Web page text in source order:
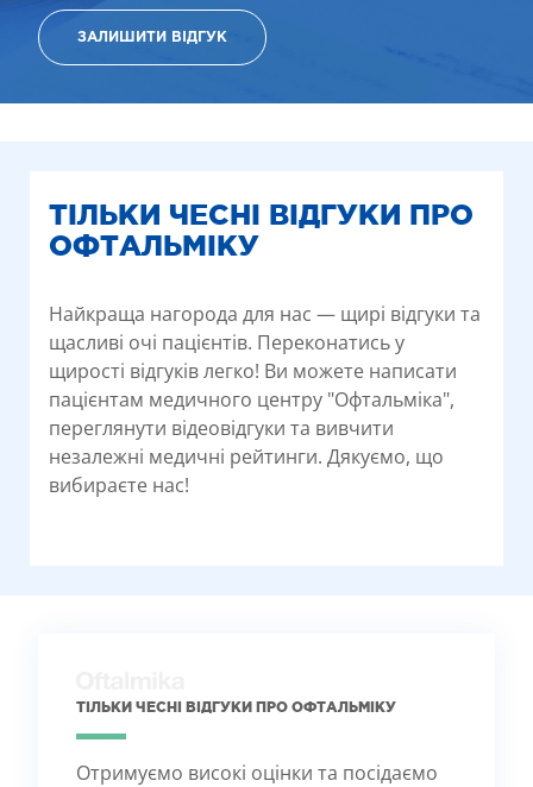
ЗАЛИШИТИ ВІДГУК
ТІЛЬКИ ЧЕСНІ ВІДГУКИ ПРО
ОФТАЛЬМІКУ
Найкраща нагорода для нас — щирі відгуки та
щасливі очі пацієнтів. Переконатись у
щирості відгуків легко! Ви можете написати
пацієнтам медичного центру "Офтальміка",
переглянути відеовідгуки та вивчити
незалежні медичні рейтинги. Дякуємо, що
вибираєте нас!
ТІЛЬКИ ЧЕСНІ ВІДГУКИ ПРО ОФТАЛЬМІКУ
Отримуємо високі оцінки та посідаємо